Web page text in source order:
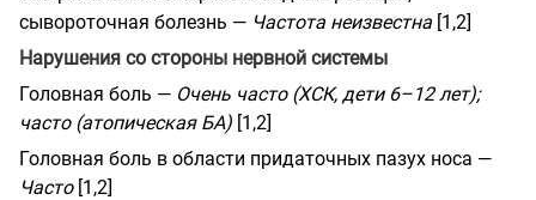
сывороточная болезнь — Частота неизвестна [1,2]
Нарушения со стороны нервной системы
Головная боль — Очень часто (ХСК, дети 6–12 лет);
часто (атопическая БА) [1,2]
Головная боль в области придаточных пазух носа —
Часто[1,2]